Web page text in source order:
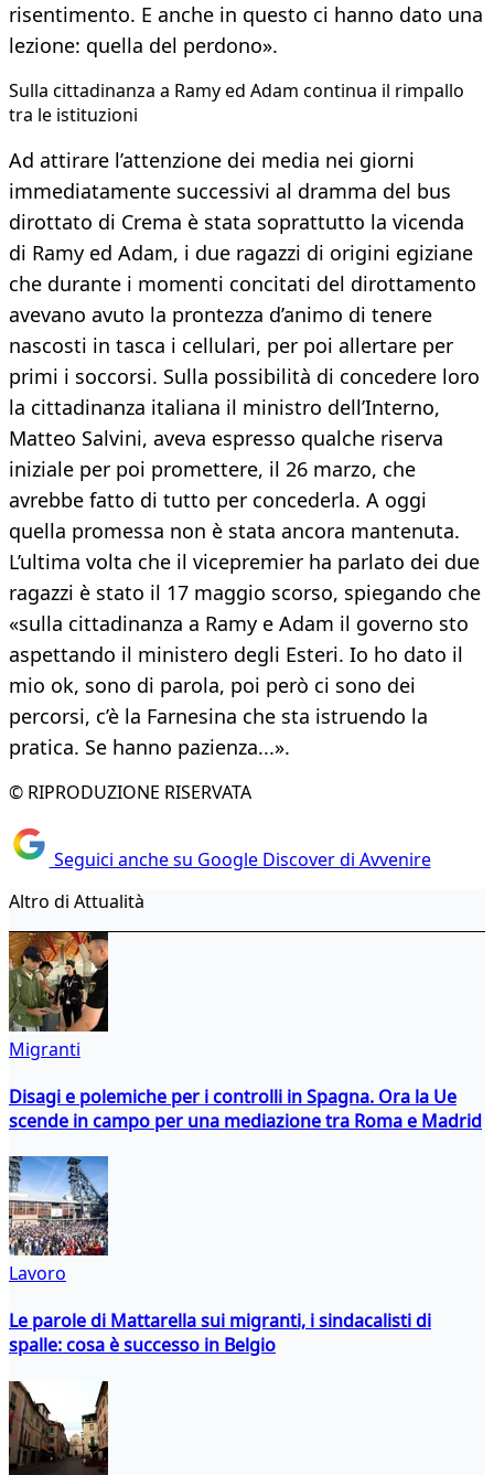
risentimento. E anche in questo ci hanno dato una
lezione: quella del perdono».
Sulla cittadinanza a Ramy ed Adam continua il rimpallo
tra le istituzioni
Ad attirare l’attenzione dei media nei giorni
immediatamente successivi al dramma del bus
dirottato di Crema è stata soprattutto la vicenda
di Ramy ed Adam, i due ragazzi di origini egiziane
che durante i momenti concitati del dirottamento
avevano avuto la prontezza d’animo di tenere
nascosti in tasca i cellulari, per poi allertare per
primi i soccorsi. Sulla possibilità di concedere loro
la cittadinanza italiana il ministro dell’Interno,
Matteo Salvini, aveva espresso qualche riserva
iniziale per poi promettere, il 26 marzo, che
avrebbe fatto di tutto per concederla. A oggi
quella promessa non è stata ancora mantenuta.
L’ultima volta che il vicepremier ha parlato dei due
ragazzi è stato il 17 maggio scorso, spiegando che
«sulla cittadinanza a Ramy e Adam il governo sto
aspettando il ministero degli Esteri. Io ho dato il
mio ok, sono di parola, poi però ci sono dei
percorsi, c’è la Farnesina che sta istruendo la
pratica. Se hanno pazienza...».
© RIPRODUZIONE RISERVATA
Seguici anche su Google Discover di Avvenire
Altro di Attualità
Migranti
Disagi e polemiche per i controlli in Spagna. Ora la Ue
scende in campo per una mediazione tra Roma e Madrid
Lavoro
Le parole di Mattarella sui migranti, i sindacalisti di
spalle: cosa è successo in Belgio